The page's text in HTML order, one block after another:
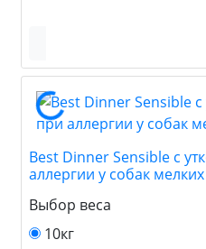
Best Dinner Sensible с
аллергии у собак
Выбор веса
10кг